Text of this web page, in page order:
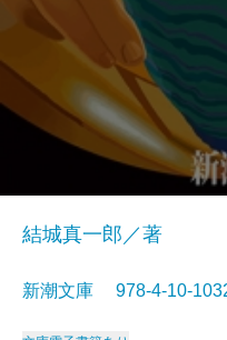
結城真一郎／著
新潮文庫 978-4-10-